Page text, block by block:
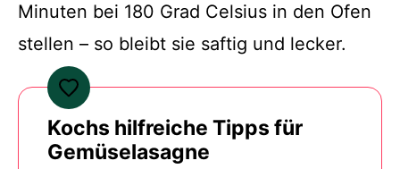
Minuten bei 180 Grad Celsius in den Ofen
stellen – so bleibt sie saftig und lecker.
Kochs hilfreiche Tipps für
Gemüselasagne